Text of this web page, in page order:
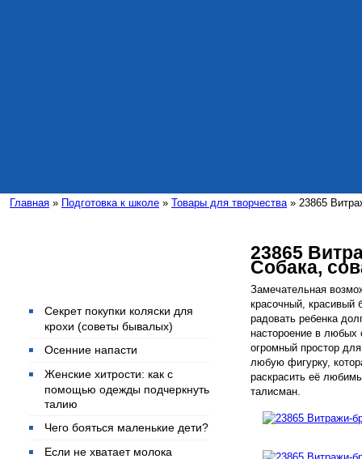
Главная » Подготовка к школе » Товары для творчества» 23865
Секрет покупки коляски для
крохи (советы бывалых)
Осенние напасти
Женские хитрости: как с
помощью одежды подчеркнуть
талию
Чего бояться маленькие дети?
Если не хватает молока
23865
Собака,
Замечательная
красочный, красивый
радовать ребенка
настороение в любых
огромный простор
любую фигурку,
раскрасить её
талисман.